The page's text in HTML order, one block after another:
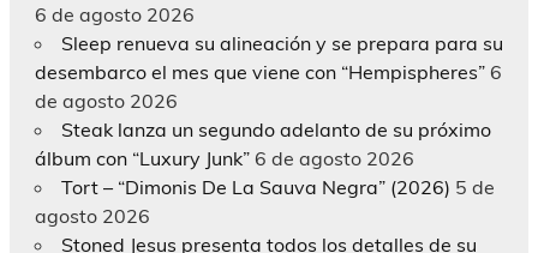
6 de agosto 2026
Sleep renueva su alineación y se prepara para su
desembarco el mes que viene con “Hempispheres” 6
de agosto 2026
Steak lanza un segundo adelanto de su próximo
álbum con “Luxury Junk” 6 de agosto 2026
Tort – “Dimonis De La Sauva Negra” (2026) 5 de
agosto 2026
Stoned Jesus presenta todos los detalles de su